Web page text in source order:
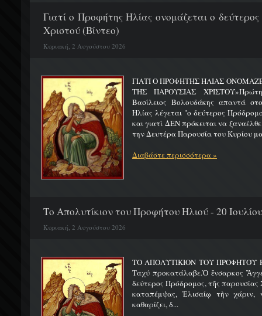
Γιατί ο Προφήτης Ηλίας ονομάζεται ο
Χριστού (Βίντεο)
Κυριακή, 2 Αυγούστου 2026
ΓΙΑΤΙ Ο ΠΡΟΦΗΤΗΣ ΗΛΙΑΣ
ΤΗΣ ΠΑΡΟΥΣΙΑΣ
Βασίλειος Βολουδάκης απαντά
Ηλίας λέγεται "ο δεύτερος
και γιατί ΔΕΝ πρόκειται να
την Δευτέρα Παρουσία του Κυρίου
Διαβάστε περισσότερα »
Το Απολυτίκιον του Προφήτου Ηλιού - 20 Ιουλίου
Κυριακή, 2 Αυγούστου 2026
ΤΟ ΑΠΟΛΥΤΙΚΙΟΝ ΤΟΥ ΠΡΟΦΗΤΟΥ
Ταχύ προκατάλαβε.Ὁ ἔνσαρκος
δεύτερος Πρόδρομος, τῆς παρουσίας
καταπέμψας, Ἐλισαίῳ τὴν χάριν,
καθαρίζει, δ...